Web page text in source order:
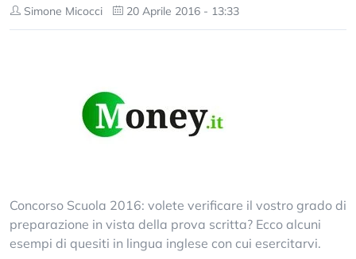
Simone Micocci 20 Aprile 2016 - 13:33
Concorso Scuola 2016: volete verificare il vostro grado di
preparazione in vista della prova scritta? Ecco alcuni
esempi di quesiti in lingua inglese con cui esercitarvi.